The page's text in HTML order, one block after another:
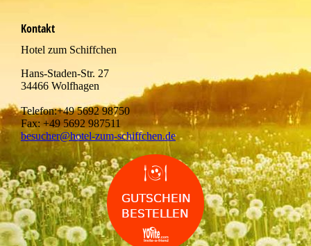
Kontakt
Hotel zum Schiffchen
Hans-Staden-Str. 27
34466 Wolfhagen
Telefon:+49 5692 98750
Fax: +49 5692 987511
besucher@hotel-zum-schiffchen.de